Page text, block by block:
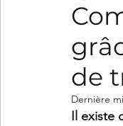
de
Dernière
Il existe